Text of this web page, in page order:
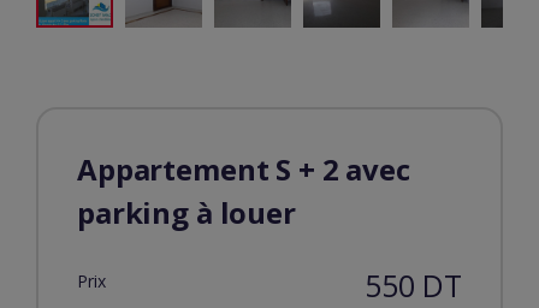
Appartement S + 2 avec
parking à louer
Prix 550 DT